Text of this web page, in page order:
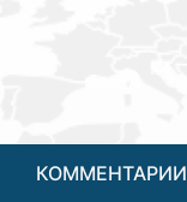
КОММЕНТАРИИ